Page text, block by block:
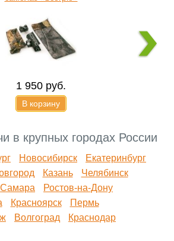
1 950 руб.
В корзину
в крупных городах России
Новосибирск
Екатеринбург
Казань
Челябинск
Самара
Ростов-на-Дону
Красноярск
Пермь
Волгоград Краснодар